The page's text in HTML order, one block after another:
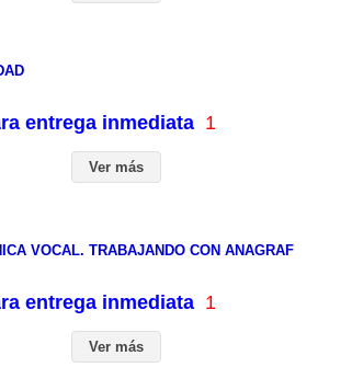
entrega inmediata 1
Ver más
VOCAL. TRABAJANDO CON ANAGRAF
entrega inmediata 1
Ver más